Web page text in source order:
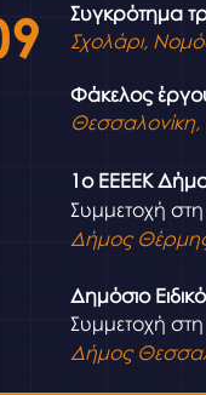
Συγκρότημα
Σχολάρι,
Φάκελος
1ο ΕΕΕΕΚ
Συμμετοχή
Δήμος
Δημόσιο
Συμμετοχή
Δήμος